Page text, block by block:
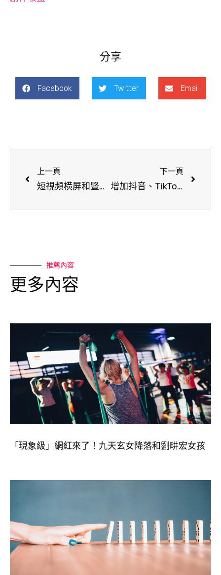
分享
Facebook Twitter Email
上一頁
短視頻橫屏和豎屏拍攝有何不同?
下一頁
增加抖音、TikTok粉絲有漲粉方法
推薦內容
更多內容
「現象級」網紅來了！九天玄女降落和劉畊宏女孩